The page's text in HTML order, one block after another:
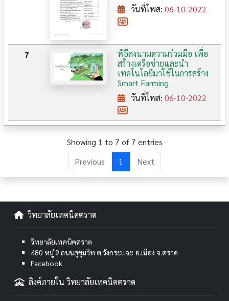
วันที่โพส: 06-10-2022
7
พิธีลงนามความร่วมมือ เพื่อ
สร้างเครือข่ายและนำ
เทคโนโลยีมาใช้ในการสร้าง
Smart Farming
วันที่โพส: 06-10-2022
Showing 1 to 7 of 7 entries
Previous
1 Next
วิทยาลัยเทคนิคตราด
วิทยาลัยเทคนิคตราด
480 หมู่ 9 ถนนสุขุมวิท ต.วังกระแจะ อ.เมือง จ.ตราด
Facebook
ลิงค์ภายใน วิทยาลัยเทคนิคตราด